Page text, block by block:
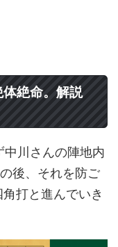
絶命。解説
川さんの陣地内
後、それを防ご
打と進んでいき